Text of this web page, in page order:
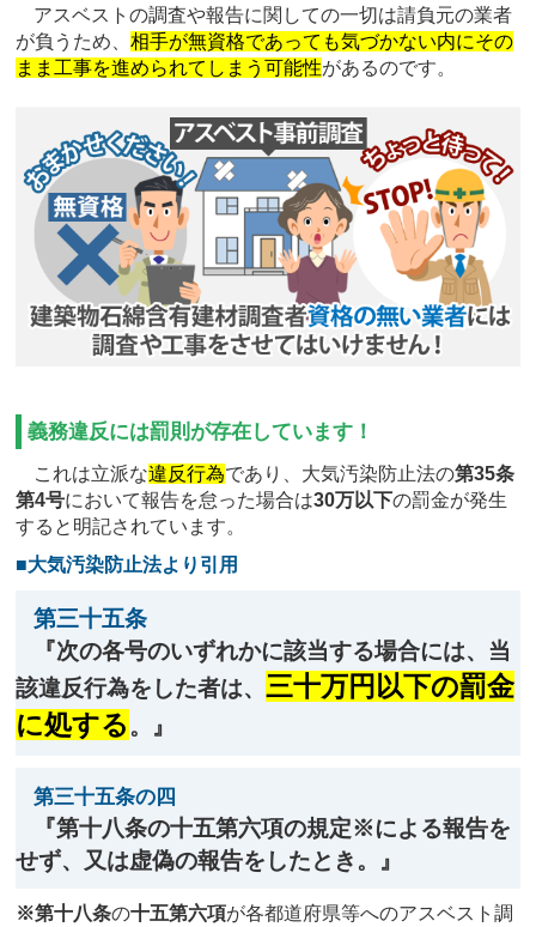
アスベストの調査や報告に関しての一切は請負元の業者
が負うため、相手が無資格であっても気づかない内にその
まま工事を進められてしまう可能性があるのです。
義務違反には罰則が存在しています！
これは立派な違反行為であり、大気汚染防止法の第35条
第4号において報告を怠った場合は30万以下の罰金が発生
すると明記されています。
■大気汚染防止法より引用
第三十五条
『次の各号のいずれかに該当する場合には、当
該違反行為をした者は、三十万円以下の罰金
に処する 。』
第三十五条の四
『第十八条の十五第六項の規定※による報告を
せず、又は虚偽の報告をしたとき。』
※第十八条の十五第六項が各都道府県等へのアスベスト調